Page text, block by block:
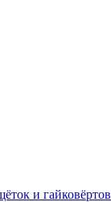
и гайковёртов